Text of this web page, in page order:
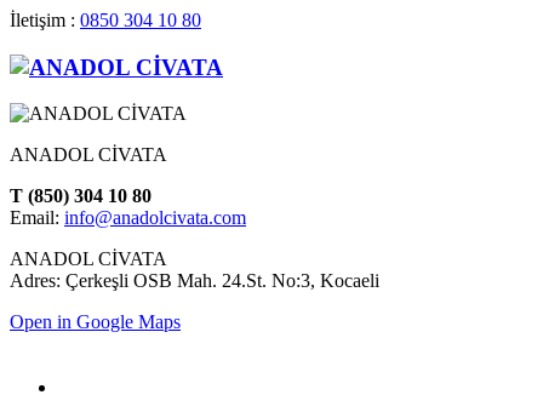
İletişim : 0850 304 10 80
ANADOL CİVATA
T (850) 304 10 80
Email: info@anadolcivata.com
ANADOL CİVATA
Adres: Çerkeşli OSB Mah. 24.St. No:3, Kocaeli
Open in Google Maps